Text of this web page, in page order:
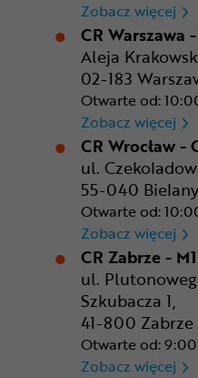
Zobacz więcej
CR Warszawa
Aleja
02-183
Otwarte od:
Zobacz więcej
CR Wrocław -
ul.
55-040
Otwarte od:
Zobacz więcej
CR Zabrze -
ul.
Szkubacza 1,
41-800 Zabrze
Otwarte od:
Zobacz więcej